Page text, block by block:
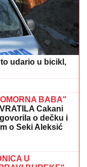
Španski
PRODAJE KUĆU
200.000 EVRA
i pokrenuli
treba novac:
Devojka Bake
mreže:
fotke iz Italije,
planu